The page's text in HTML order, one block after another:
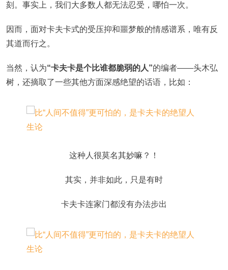
刻。事实上，我们大多数人都无法忍受，哪怕一次。
因而，面对卡夫卡式的受压抑和噩梦般的情感谱系，唯有反
其道而行之。
当然，认为“卡夫卡是个比谁都脆弱的人”的编者——头木弘
树，还摘取了一些其他方面深感绝望的话语，比如：
这种人很莫名其妙嘛？！
其实，并非如此，只是有时
卡夫卡连家门都没有办法步出